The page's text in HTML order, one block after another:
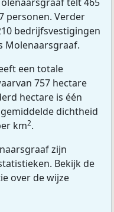
personen. Verder
bedrijfsvestigingen
Molenaarsgraaf.
een totale
757 hectare
hectare is één
gemiddelde dichtheid
km2.
zijn
Bekijk de
over de wijze